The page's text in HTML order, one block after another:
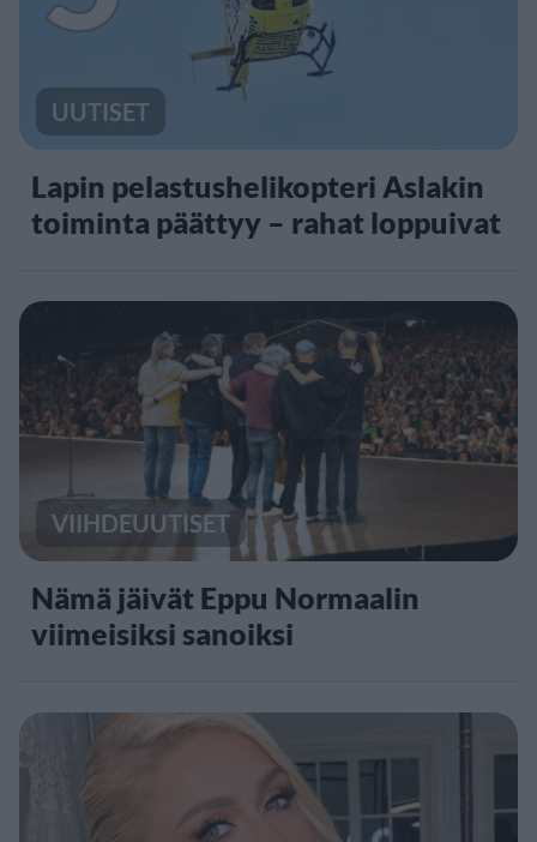
UUTISET
Lapin pelastushelikopteri Aslakin
toiminta päättyy – rahat loppuivat
VIIHDEUUTISET
Nämä jäivät Eppu Normaalin
viimeisiksi sanoiksi